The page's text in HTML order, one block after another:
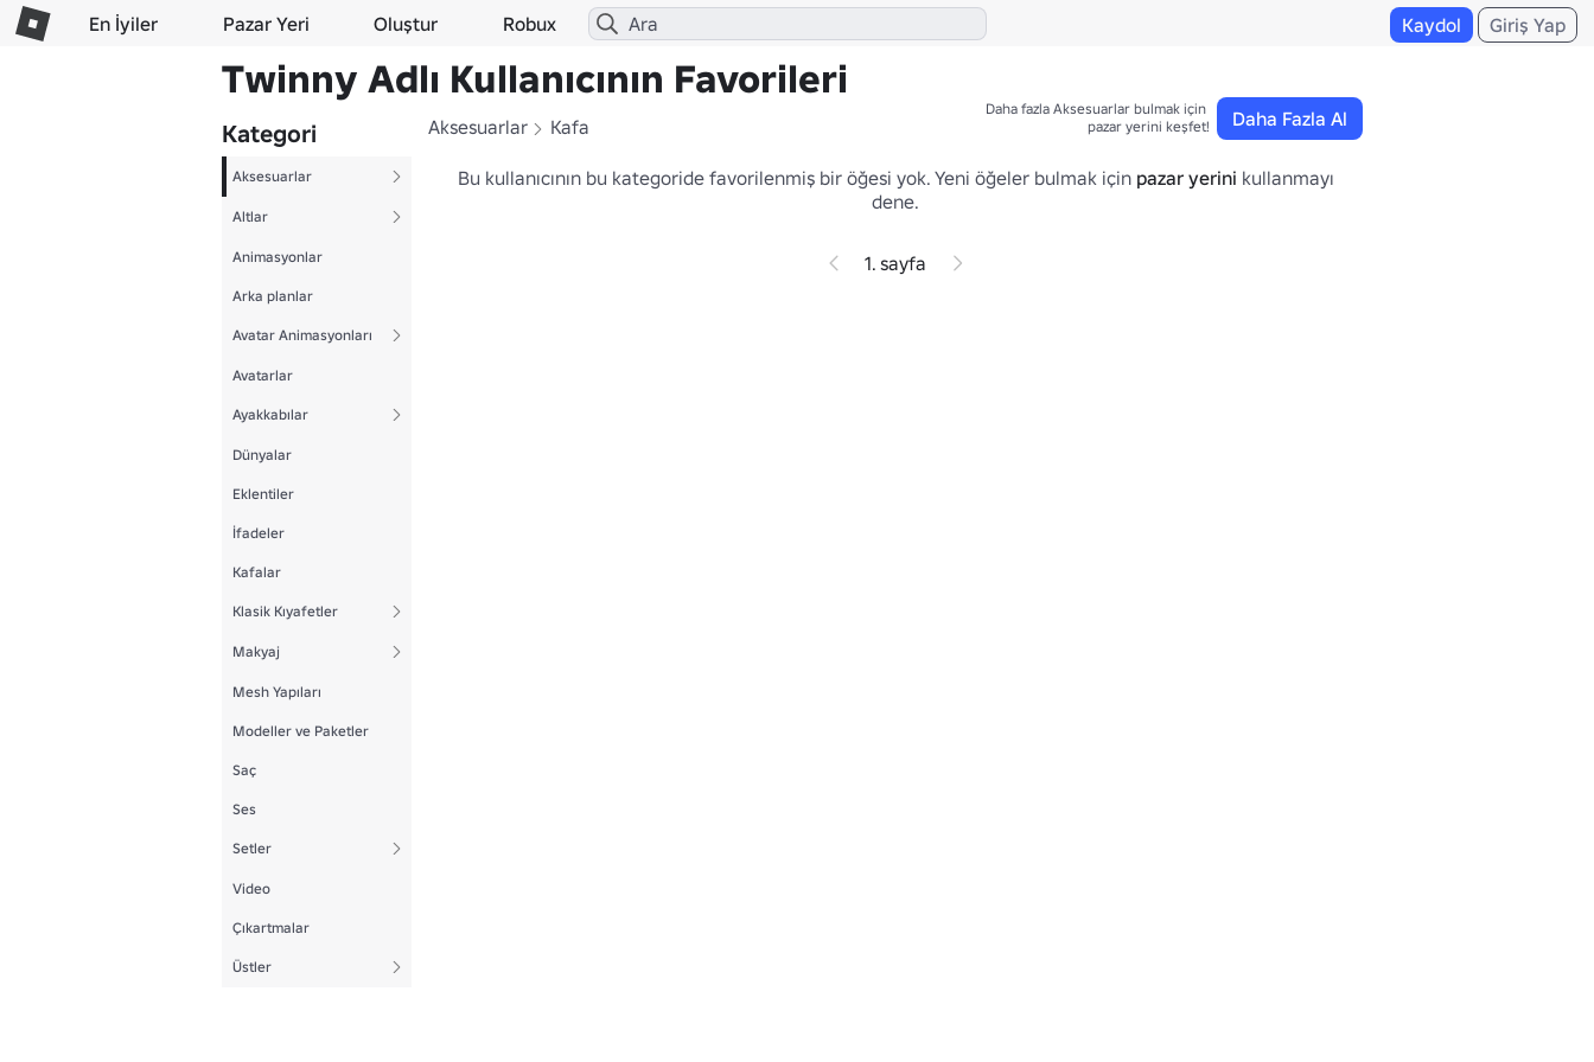
En İyiler Pazar Yeri Oluştur Robux Kaydol Giriş Yap
Twinny Adlı Kullanıcının Favorileri
Kategori
Aksesuarlar
Altlar
Animasyonlar
Arka planlar
Avatar Animasyonları
Avatarlar
Ayakkabılar
Dünyalar
Eklentiler
İfadeler
Kafalar
Klasik Kıyafetler
Makyaj
Mesh Yapıları
Modeller ve Paketler
Saç
Ses
Setler
Video
Çıkartmalar
Üstler
Aksesuarlar Kafa Daha Fazla Al
Daha fazla Aksesuarlar bulmak için
pazar yerini keşfet!
Bu kullanıcının bu kategoride favorilenmiş bir öğesi yok. Yeni öğeler bulmak için pazar yerini kullanmayı
dene.
1. sayfa